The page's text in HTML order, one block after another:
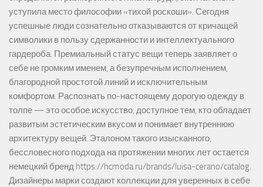
уступила место философии «тихой роскоши». Сегодня
успешные люди сознательно отказываются от кричащей
символики в пользу сдержанности и интеллектуального
гардероба. Премиальный статус вещи теперь заявляет о
себе не громким именем, а безупречным исполнением,
благородной простотой линий и исключительным
комфортом. Распознать по-настоящему дорогую одежду в
толпе — это особое искусство, доступное тем, кто обладает
развитым эстетическим вкусом и понимает внутреннюю
архитектуру вещей. Эталоном такого изысканного,
бессловесного подхода на протяжении многих лет остается
немецкий бренд https://hcmoda.ru/brands/luisa-cerano/catalog.
Дизайнеры марки создают коллекции для уверенных в себе